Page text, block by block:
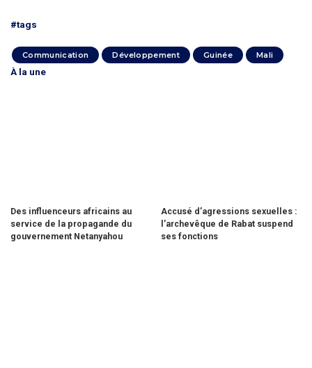
#tags
Communication Développement Guinée Mali
À la une
Des influenceurs africains au
service de la propagande du
gouvernement Netanyahou
Accusé d’agressions sexuelles :
l’archevêque de Rabat suspend
ses fonctions